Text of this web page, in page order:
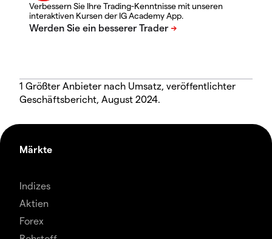
Verbessern Sie Ihre Trading-Kenntnisse mit unseren
interaktiven Kursen der IG Academy App.
1 Größter Anbieter nach Umsatz, veröffentlichter
Geschäftsbericht, August 2024.
Märkte
Indizes
Aktien
Forex